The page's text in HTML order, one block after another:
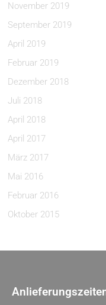
November 2019
September 2019
April 2019
Februar 2019
Dezember 2018
Juli 2018
April 2018
April 2017
März 2017
Mai 2016
Februar 2016
Oktober 2015